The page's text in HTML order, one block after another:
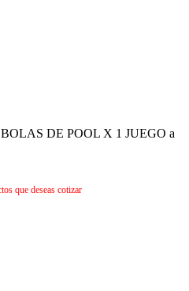
BOLAS DE POOL X 1 JUEGO a
que deseas cotizar